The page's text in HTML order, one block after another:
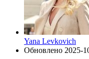
Yana Levkovich
Обновлено 2025-